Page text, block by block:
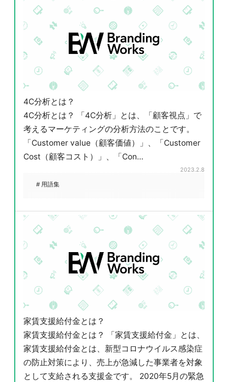
4C分析とは？
4C分析とは？ 「4C分析」とは、「顧客視点」で
考えるマーケティングの分析方法のことです。
「Customer value（顧客価値）」、「Customer
Cost（顧客コスト）」、「Con…
2023.2.8
# 用語集
家賃支援給付金とは？
家賃支援給付金とは？ 「家賃支援給付金」とは、
家賃支援給付金とは、新型コロナウイルス感染症
の防止対策により、売上が急減した事業者を対象
として支給される支援金です。 2020年5月の緊急